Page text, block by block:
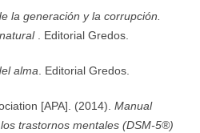
la generación y la corrupción.
. Editorial Gredos.
alma. Editorial Gredos.
[APA]. (2014). Manual
trastornos mentales (DSM-5®)